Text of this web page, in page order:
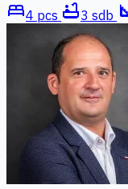
bed4 pcs bathtub3 sdb